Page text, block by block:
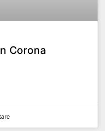
Corona